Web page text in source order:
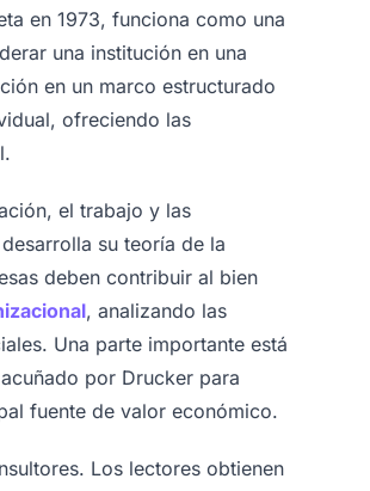
en 1973, funciona como una
una institución en una
en un marco estructurado
ofreciendo las
el trabajo y las
su teoría de la
deben contribuir al bien
, analizando las
Una parte importante está
por Drucker para
fuente de valor económico.
Los lectores obtienen